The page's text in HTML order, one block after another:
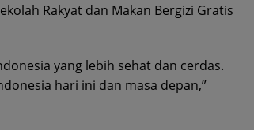
Rakyat dan Makan Bergizi Gratis
yang lebih sehat dan cerdas.
hari ini dan masa depan,”